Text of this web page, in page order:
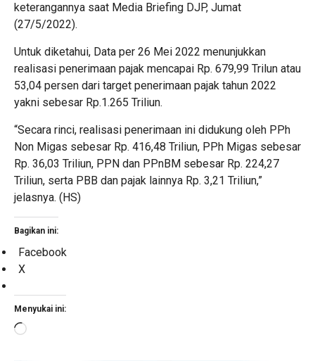
keterangannya saat Media Briefing DJP, Jumat
(27/5/2022).
Untuk diketahui, Data per 26 Mei 2022 menunjukkan
realisasi penerimaan pajak mencapai Rp. 679,99 Trilun atau
53,04 persen dari target penerimaan pajak tahun 2022
yakni sebesar Rp.1.265 Triliun.
“Secara rinci, realisasi penerimaan ini didukung oleh PPh
Non Migas sebesar Rp. 416,48 Triliun, PPh Migas sebesar
Rp. 36,03 Triliun, PPN dan PPnBM sebesar Rp. 224,27
Triliun, serta PBB dan pajak lainnya Rp. 3,21 Triliun,”
jelasnya. (HS)
Bagikan ini:
Facebook
X
Menyukai ini:
Memuat...